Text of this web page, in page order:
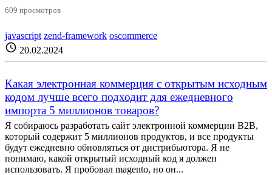
609 просмотров
javascript zend-framework oscommerce
schedule 20.02.2024
Какая электронная коммерция с открытым исходным
кодом лучше всего подходит для ежедневного
импорта 5 миллионов товаров?
Я собираюсь разработать сайт электронной коммерции B2B,
который содержит 5 миллионов продуктов, и все продукты
будут ежедневно обновляться от дистрибьютора. Я не
понимаю, какой открытый исходный код я должен
использовать. Я пробовал magento, но он...